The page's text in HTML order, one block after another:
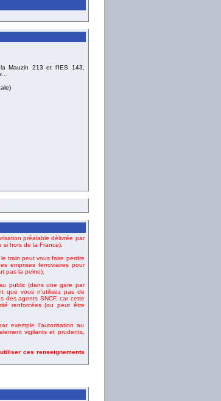
Mauzin 213 et l'IES 143,
préalable délivrée par
si hors de la France).
train peut vous faire perdre
emprises ferroviaires pour
pas la peine).
public (dans une gare par
que vous n'utilisez pas de
des agents SNCF, car cette
renforcées (ou peut être
exemple l'autorisation au
vigilants et prudents,
ces renseignements